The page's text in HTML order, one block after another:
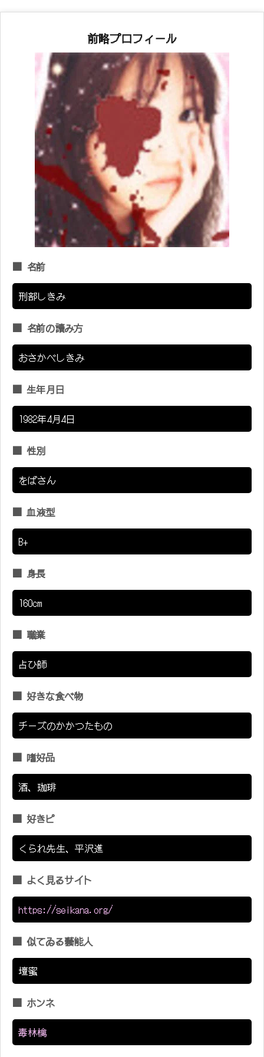
前略プロフィール
■ 名前
刑部しきみ
■ 名前の讀み方
おさかべしきみ
■ 生年月日
1982年4月4日
■ 性別
をばさん
■ 血液型
B+
■ 身長
160cm
■ 職業
占ひ師
■ 好きな食べ物
チーズのかかつたもの
■ 嗜好品
酒、珈琲
■ 好きピ
くられ先生、平沢進
■ よく見るサイト
https://seikana.org/
■ 似てゐる藝能人
壇蜜
■ ホンネ
毒林檎